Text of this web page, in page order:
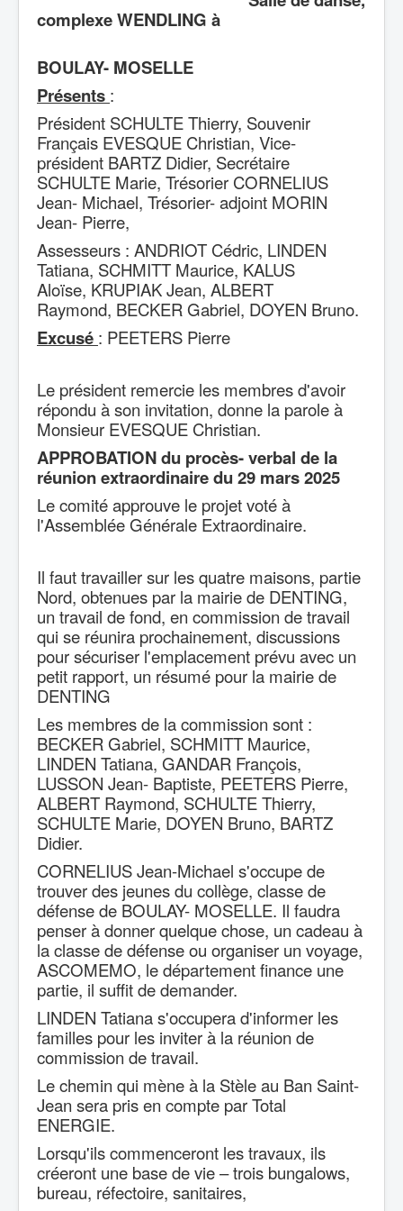
Photos
Documents
Video
Bibliographie
complexe WENDLING à
BOULAY- MOSELLE
Présents :
Président SCHULTE Thierry, Souvenir
Français EVESQUE Christian, Vice-
président BARTZ Didier, Secrétaire
SCHULTE Marie, Trésorier CORNELIUS
Jean- Michael, Trésorier- adjoint MORIN
Jean- Pierre,
Assesseurs : ANDRIOT Cédric, LINDEN
Tatiana, SCHMITT Maurice, KALUS
Aloïse, KRUPIAK Jean, ALBERT
Raymond, BECKER Gabriel, DOYEN Bruno.
Excusé : PEETERS Pierre
Le président remercie les membres d'avoir
répondu à son invitation, donne la parole à
Monsieur EVESQUE Christian.
APPROBATION du procès- verbal de la
réunion extraordinaire du 29 mars 2025
Le comité approuve le projet voté à
l'Assemblée Générale Extraordinaire.
Il faut travailler sur les quatre maisons, partie
Nord, obtenues par la mairie de DENTING,
un travail de fond, en commission de travail
qui se réunira prochainement, discussions
pour sécuriser l'emplacement prévu avec un
petit rapport, un résumé pour la mairie de
DENTING
Les membres de la commission sont :
BECKER Gabriel, SCHMITT Maurice,
LINDEN Tatiana, GANDAR François,
LUSSON Jean- Baptiste, PEETERS Pierre,
ALBERT Raymond, SCHULTE Thierry,
SCHULTE Marie, DOYEN Bruno, BARTZ
Didier.
CORNELIUS Jean-Michael s'occupe de
trouver des jeunes du collège, classe de
défense de BOULAY- MOSELLE. Il faudra
penser à donner quelque chose, un cadeau à
la classe de défense ou organiser un voyage,
ASCOMEMO, le département finance une
partie, il suffit de demander.
LINDEN Tatiana s'occupera d'informer les
familles pour les inviter à la réunion de
commission de travail.
Le chemin qui mène à la Stèle au Ban Saint-
Jean sera pris en compte par Total
ENERGIE.
Lorsqu'ils commenceront les travaux, ils
créeront une base de vie – trois bungalows,
bureau, réfectoire, sanitaires,